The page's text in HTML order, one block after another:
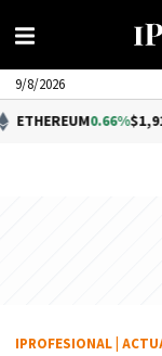
9/8/2026
0.66%$1,910.16
IPROFESIONAL